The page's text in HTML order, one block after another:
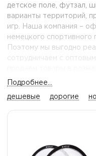
детское поле, футзал,
варианты территорий,
игр. Наша компания –
немецкого спортивного
Поэтому мы выгодно
сотрудничаем с
Подробнее...
дешевые дорогие